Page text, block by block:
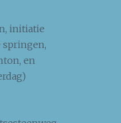
initiatie
en